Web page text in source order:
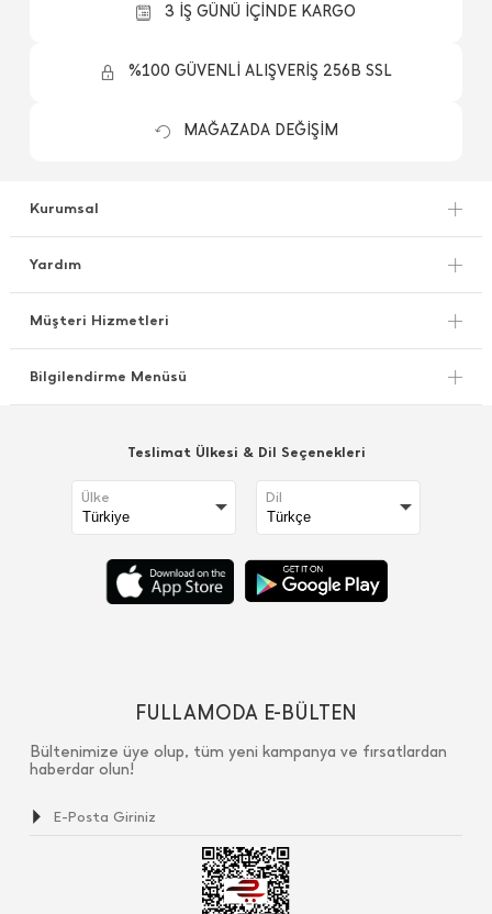
3 İŞ GÜNÜ İÇİNDE KARGO
%100 GÜVENLİ ALIŞVERİŞ 256B SSL
MAĞAZADA DEĞİŞİM
Kurumsal
Yardım
Müşteri Hizmetleri
Bilgilendirme Menüsü
Teslimat Ülkesi & Dil Seçenekleri
Ülke Dil
FULLAMODA E-BÜLTEN
Bültenimize üye olup, tüm yeni kampanya ve fırsatlardan
haberdar olun!